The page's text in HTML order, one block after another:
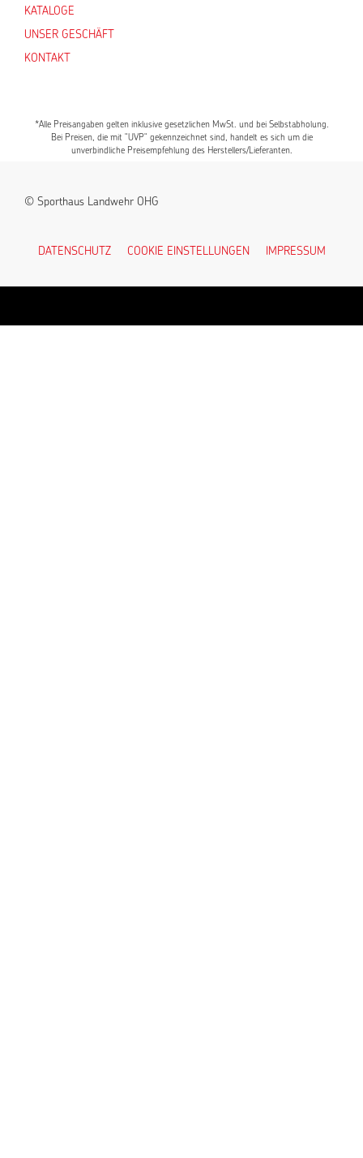
KATALOGE
UNSER GESCHÄFT
KONTAKT
*Alle Preisangaben gelten inklusive gesetzlichen MwSt. und bei Selbstabholung.
Bei Preisen, die mit "UVP" gekennzeichnet sind, handelt es sich um die
unverbindliche Preisempfehlung des Herstellers/Lieferanten.
© Sporthaus Landwehr OHG
DATENSCHUTZ COOKIE EINSTELLUNGEN IMPRESSUM